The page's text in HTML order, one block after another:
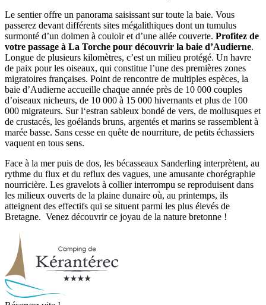
Le sentier offre un panorama saisissant sur toute la baie. Vous
passerez devant différents sites mégalithiques dont un tumulus
surmonté d’un dolmen à couloir et d’une allée couverte. Profitez de
votre passage à La Torche pour découvrir la baie d’Audierne.
Longue de plusieurs kilomètres, c’est un milieu protégé. Un havre
de paix pour les oiseaux, qui constitue l’une des premières zones
migratoires françaises. Point de rencontre de multiples espèces, la
baie d’Audierne accueille chaque année près de 10 000 couples
d’oiseaux nicheurs, de 10 000 à 15 000 hivernants et plus de 100
000 migrateurs. Sur l‘estran sableux bondé de vers, de mollusques et
de crustacés, les goélands bruns, argentés et marins se rassemblent à
marée basse. Sans cesse en quête de nourriture, de petits échassiers
vaquent en tous sens.
Face à la mer puis de dos, les bécasseaux Sanderling interprètent, au
rythme du flux et du reflux des vagues, une amusante chorégraphie
nourricière. Les gravelots à collier interrompu se reproduisent dans
les milieux ouverts de la plaine dunaire où, au printemps, ils
atteignent des effectifs qui se situent parmi les plus élevés de
Bretagne. Venez découvrir ce joyau de la nature bretonne !